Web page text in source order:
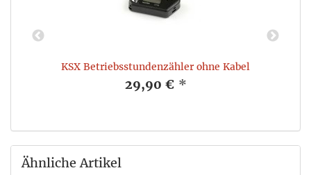
KSX Betriebsstundenzähler ohne Kabel
29,90 € *
Ähnliche Artikel